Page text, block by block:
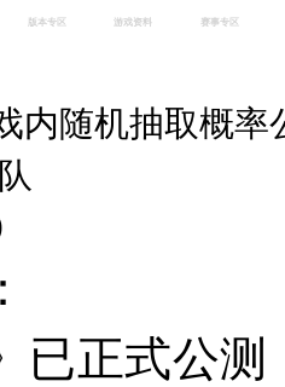
版本专区 游戏资料 赛事专区
体验服 视频中心 授权赛 腾
内随机抽取概率
已正式公